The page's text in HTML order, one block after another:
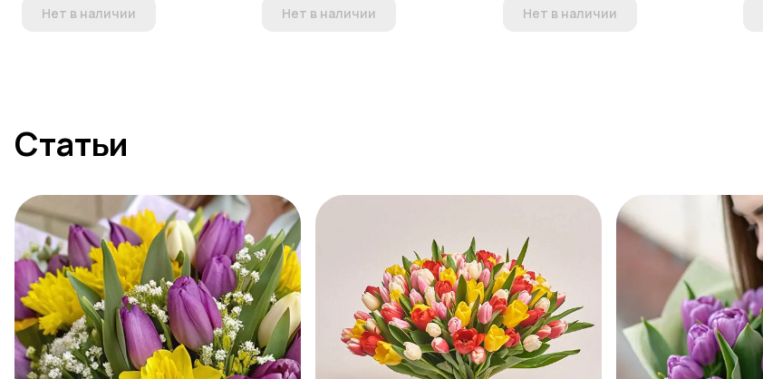
Нет в наличии Нет в наличии Нет в наличии
Статьи